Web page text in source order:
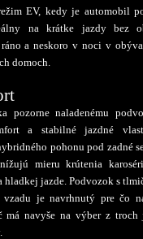
EV, kedy je automobil
na krátke jazdy bez
a neskoro v noci v
domoch.
pozorne naladenému
a stabilné jazdné
pohonu pod zadné
mieru krútenia
jazde. Podvozok s
vzadu je navrhnutý pre čo
má navyše na výber z troch